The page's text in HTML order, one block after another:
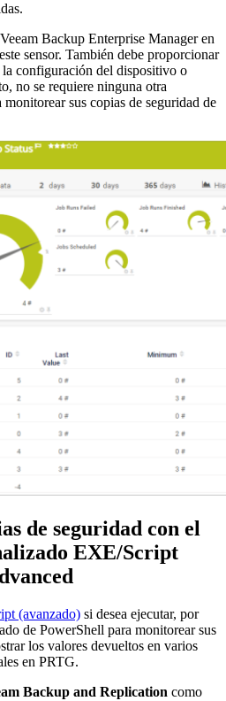
Backup Enterprise Manager en
sensor. También debe proporcionar
la configuración del dispositivo o
no se requiere ninguna otra
sus copias de seguridad de
de seguridad con el
EXE/Script
(avanzado) si desea ejecutar, por
de PowerShell para monitorear sus
los valores devueltos en varios
en PRTG.
Backup and Replication como